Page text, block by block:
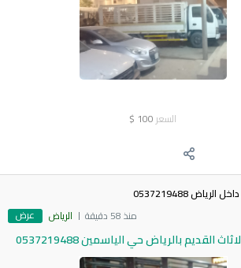
السعر 100
$
0537219488
منذ 58 دقيقة
الرياض عرض
بالرياض حي الياسمين 0537219488